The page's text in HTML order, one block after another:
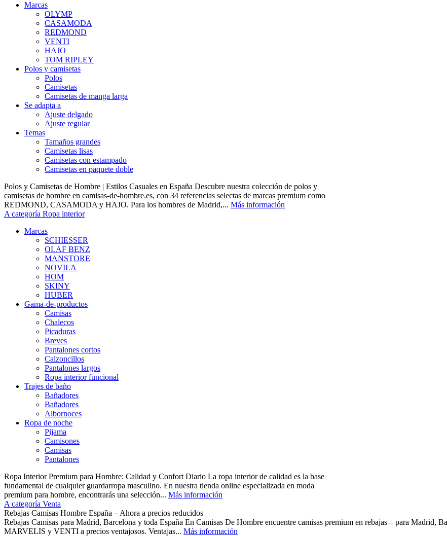
Marcas
OLYMP
CASAMODA
REDMOND
VENTI
HAJO
TOM RIPLEY
Polos y camisetas
Polos
Camisetas
Camisetas de manga larga
Se adapta a
Ajuste delgado
Ajuste regular
Temas
Tamaños grandes
Camisetas lisas
Camisetas con estampado
Camisetas en paquete doble
Polos y Camisetas de Hombre | Estilos Casuales en España Descubre nuestra colección de polos y
camisetas de hombre en camisas-de-hombre.es, con 34 referencias selectas de marcas premium como
REDMOND, CASAMODA y HAJO. Para los hombres de Madrid,... Más información
A categoría Ropa interior
Marcas
SCHIESSER
OLAF BENZ
MANSTORE
NOVILA
HOM
SKINY
HUBER
Gama-de-productos
Camisas
Chalecos
Picaduras
Breves
Pantalones cortos
Calzoncillos
Pantalones largos
Ropa interior funcional
Trajes de baño
Bañadores
Bañadores
Albornoces
Ropa de noche
Pijama
Camisones
Camisas
Pantalones
Ropa Interior Premium para Hombre: Calidad y Confort Diario La ropa interior de calidad es la base
fundamental de cualquier guardarropa masculino. En nuestra tienda online especializada en moda
premium para hombre, encontrarás una selección... Más información
A categoría Venta
Rebajas Camisas Hombre España – Ahora a precios reducidos
Rebajas Camisas para Madrid, Barcelona y toda España En Camisas De Hombre encuentre camisas premium en rebajas – para
MARVELIS y VENTI a precios ventajosos. Ventajas... Más información